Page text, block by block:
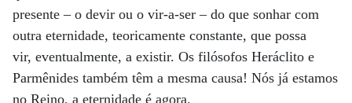
presente – o devir ou o vir-a-ser – do que sonhar com
outra eternidade, teoricamente constante, que possa
vir, eventualmente, a existir. Os filósofos Heráclito e
Parmênides também têm a mesma causa! Nós já estamos
no Reino, a eternidade é agora.